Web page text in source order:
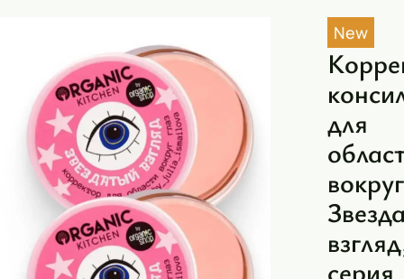
Маски косметические
Муссы
Масла
Пена для ванны
Румяна
Скрабы
Блески
New
для
серия